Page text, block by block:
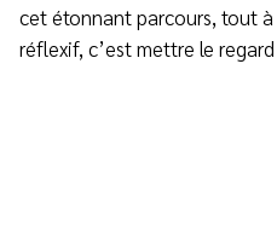
cet étonnant parcours, tout
réflexif, c’est mettre le